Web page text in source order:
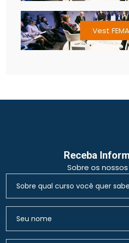
Vest FEMA
Receba
Sobre os